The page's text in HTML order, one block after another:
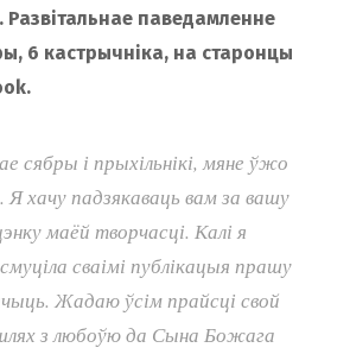
Развітальнае паведамленне
6 кастрычніка, на старонцы
сябры і прыхільнікі, мяне ўжо
Я хачу падзякаваць вам за вашу
маёй творчасці. Калі я
сваімі публікацыя прашу
Жадаю ўсім прайсці свой
з любоўю да Сына Божага